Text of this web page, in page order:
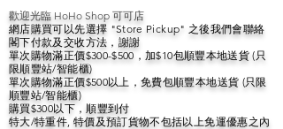
歡迎光臨 HoHo Shop 可可店
網店購買可以先選擇 "Store Pickup" 之後我們會聯絡
閣下付款及交收方法，謝謝
單次購物滿正價$300-$500，加$10包順豐本地送貨 (只
限順豐站/智能櫃)
單次購物滿正價$500以上，免費包順豐本地送貨 (只限
順豐站/智能櫃)
購買$300以下，順豐到付
特大/特重件, 特價及預訂貨物不包括以上免運優惠之內